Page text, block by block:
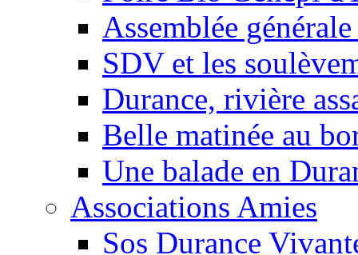
Assemblée
SDV et les
Durance, rivière
Belle matinée au
Une balade en
Associations Amies
Sos Durance